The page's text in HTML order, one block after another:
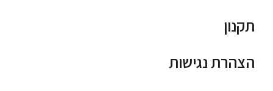
תקנון
הצהרת נגישות